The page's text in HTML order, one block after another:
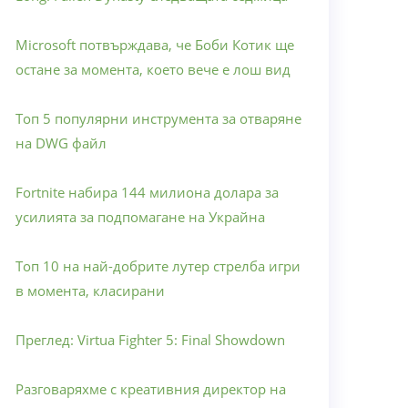
Microsoft потвърждава, че Боби Котик ще
остане за момента, което вече е лош вид
Топ 5 популярни инструмента за отваряне
на DWG файл
Fortnite набира 144 милиона долара за
усилията за подпомагане на Украйна
Топ 10 на най-добрите лутер стрелба игри
в момента, класирани
Преглед: Virtua Fighter 5: Final Showdown
Разговаряхме с креативния директор на